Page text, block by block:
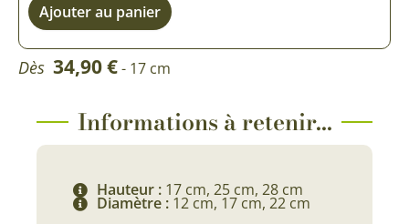
Ajouter au panier
Dès 34,90€- 17 cm
Informations à retenir...
Hauteur : 17 cm, 25 cm, 28 cm
Diamètre : 12 cm, 17 cm, 22 cm